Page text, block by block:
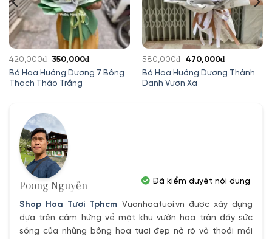
Bó Hoa Hướng Dương 7 Bông
Thạch Thảo Trắng
420,000₫
Giá
gốc
là:
350,000₫Giá
hiện
Bó Hoa Hướng Dương Thành
Danh Vươn Xa
580,000₫
Giá
gốc
là:
470,000₫Giá
hiện
Poong Nguyễn
Shop Hoa Tươi Tphcm Vuonhoatuoi.vn được xây dựng
dựa trên cảm hứng về một khu vườn hoa tràn đầy sức
sống của những bông hoa tươi đẹp nở rộ và thoải mái
Đã kiểm duyệt nội dung